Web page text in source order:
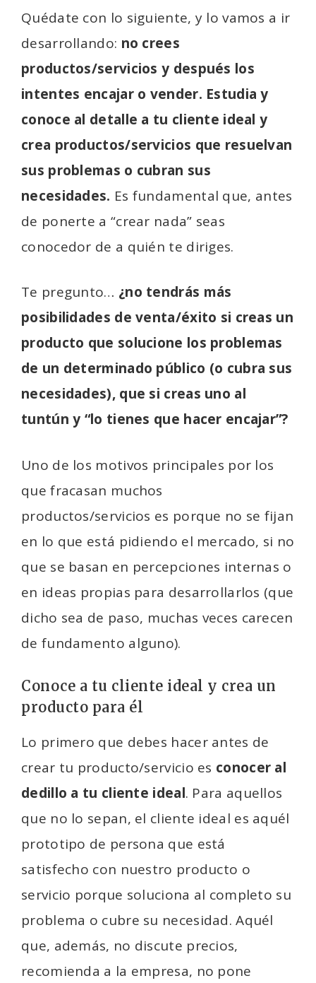
Quédate con lo siguiente, y lo vamos a ir
desarrollando: no crees
productos/servicios y después los
intentes encajar o vender. Estudia y
conoce al detalle a tu cliente ideal y
crea productos/servicios que resuelvan
sus problemas o cubran sus
necesidades. Es fundamental que, antes
de ponerte a “crear nada” seas
conocedor de a quién te diriges.
Te pregunto… ¿no tendrás más
posibilidades de venta/éxito si creas un
producto que solucione los problemas
de un determinado público (o cubra sus
necesidades), que si creas uno al
tuntún y “lo tienes que hacer encajar”?
Uno de los motivos principales por los
que fracasan muchos
productos/servicios es porque no se fijan
en lo que está pidiendo el mercado, si no
que se basan en percepciones internas o
en ideas propias para desarrollarlos (que
dicho sea de paso, muchas veces carecen
de fundamento alguno).
Conoce a tu cliente ideal y crea un
producto para él
Lo primero que debes hacer antes de
crear tu producto/servicio es conocer al
dedillo a tu cliente ideal. Para aquellos
que no lo sepan, el cliente ideal es aquél
prototipo de persona que está
satisfecho con nuestro producto o
servicio porque soluciona al completo su
problema o cubre su necesidad. Aquél
que, además, no discute precios,
recomienda a la empresa, no pone